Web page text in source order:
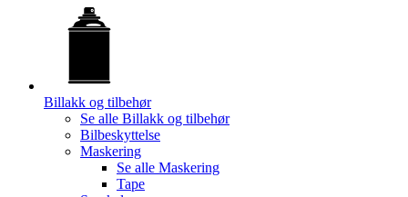
Billakk og tilbehør
Se alle Billakk og tilbehør
Bilbeskyttelse
Maskering
Se alle Maskering
Tape